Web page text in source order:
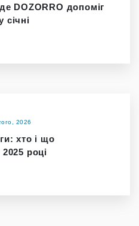
DOZORRO допоміг
січні
2026
хто і що
році